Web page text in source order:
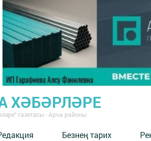
ХӘБӘРЛӘРЕ
газетасы - Арча районы
Безнең тарих